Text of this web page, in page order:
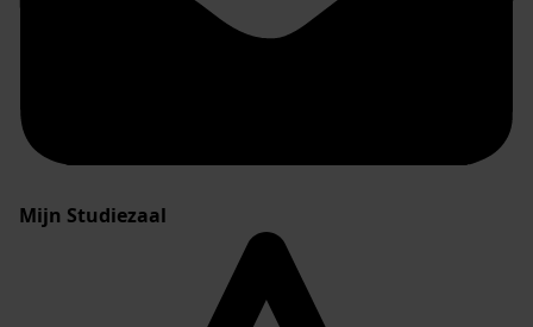
Mijn Studiezaal